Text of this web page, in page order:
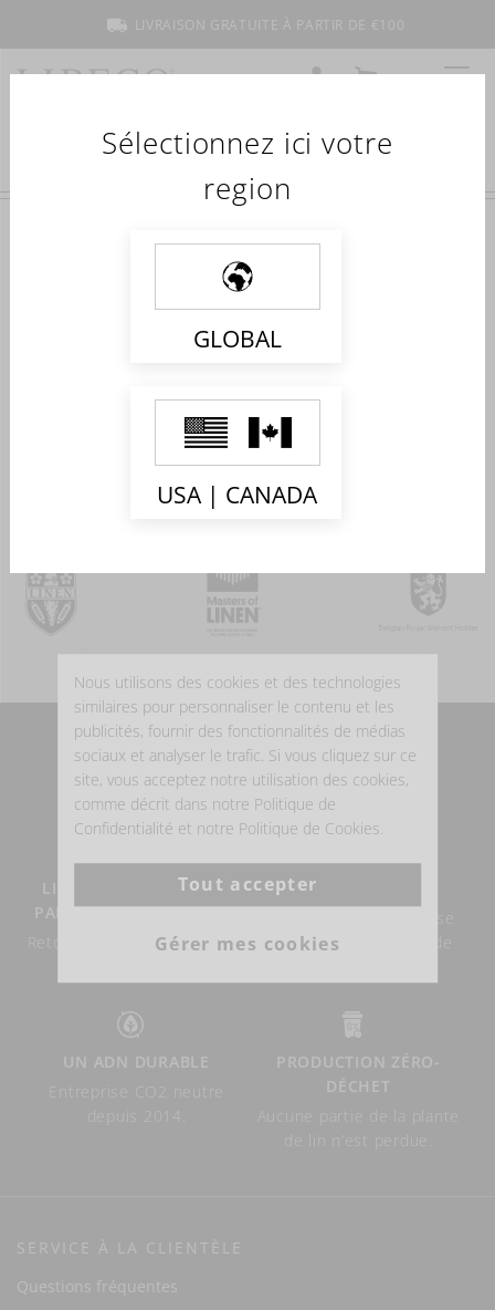
Sélectionnez ici votre
region
GLOBAL
USA | CANADA
LIVRAISON GRATUITE À PARTIR DE €100
CORSE
Shop the collection
Impossible de trouver des produits correspondant à votre
POURQUOI ACHETER DU LIN BELGE?
LIVRAISON GRATUITE À
PARTIR DE €100 D'ACHAT
Retour possible endéans les
LE LIN BELGE
construit depuis plus de
UN ADN DURABLE
PRODUCTION ZÉRO-
DÉCHET
SERVICE À LA CLIENTÈLE
Questions fréquentes
Nous utilisons des cookies et des technologies
similaires pour personnaliser le contenu et les
publicités, fournir des fonctionnalités de médias
sociaux et analyser le trafic. Si vous cliquez sur ce
site, vous acceptez notre utilisation des cookies,
comme décrit dans notre Politique de
Confidentialité et notre Politique de Cookies.
Tout accepter
Gérer mes cookies